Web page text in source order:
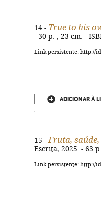
14 - True to his
- 30 p. ; 23 cm. -
Link persistente: http://
ADICIONAR À
15 - Fruta,
Escrita, 2025. - 63
Link persistente: http://